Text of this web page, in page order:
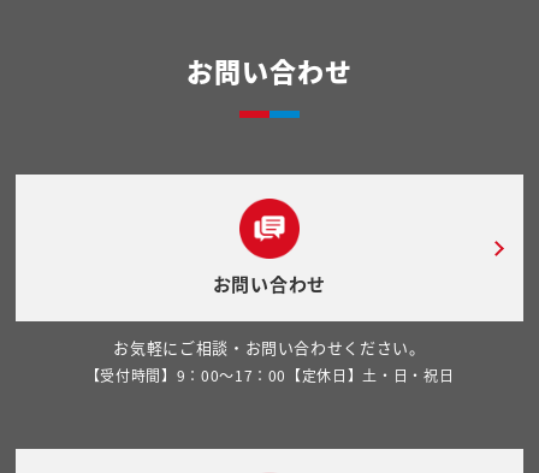
お問い合わせ
お問い合わせ
お気軽にご相談・お問い合わせください。
【受付時間】9：00～17：00【定休日】土・日・祝日